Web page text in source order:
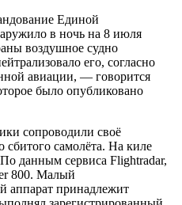
Единой
в ночь на 8 июля
воздушное судно
его, согласно
авиации, — говорится
было опубликовано
сопроводили своё
самолёта. На киле
данным сервиса Flightradar,
800. Малый
аппарат принадлежит